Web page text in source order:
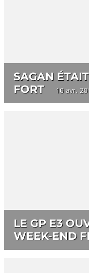
SAGAN
FORT
10 avr.
LE GP E3
WEEK-END